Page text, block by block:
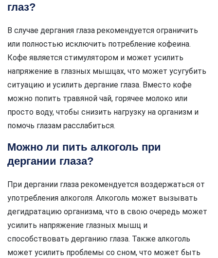
глаз?
В случае дергания глаза рекомендуется ограничить
или полностью исключить потребление кофеина.
Кофе является стимулятором и может усилить
напряжение в глазных мышцах, что может усугубить
ситуацию и усилить дергание глаза. Вместо кофе
можно попить травяной чай, горячее молоко или
просто воду, чтобы снизить нагрузку на организм и
помочь глазам расслабиться.
Можно ли пить алкоголь при
дергании глаза?
При дергании глаза рекомендуется воздержаться от
употребления алкоголя. Алкоголь может вызывать
дегидратацию организма, что в свою очередь может
усилить напряжение глазных мышц и
способствовать дерганию глаза. Также алкоголь
может усилить проблемы со сном, что может быть